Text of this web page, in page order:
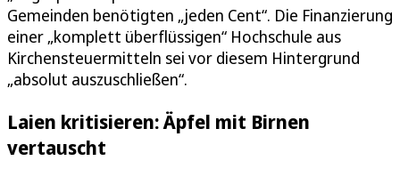
Gemeinden benötigten „jeden Cent“. Die Finanzierung
einer „komplett überflüssigen“ Hochschule aus
Kirchensteuermitteln sei vor diesem Hintergrund
„absolut auszuschließen“.
Laien kritisieren: Äpfel mit Birnen
vertauscht